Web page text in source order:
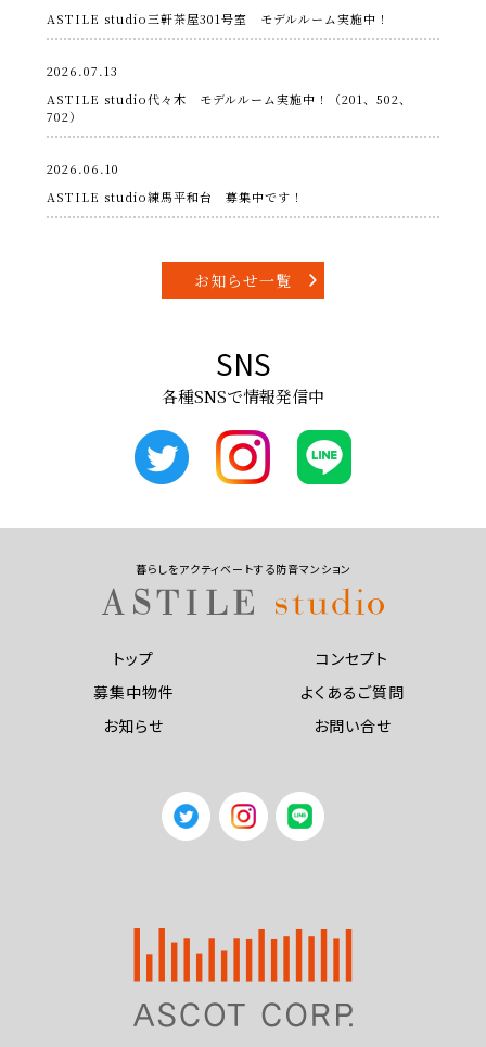
ASTILE studio三軒茶屋301号室 モデルルーム実施中！
2026.07.13
ASTILE studio代々木 モデルルーム実施中！（201、502、
702）
2026.06.10
ASTILE studio練馬平和台 募集中です！
お知らせ一覧
SNS
各種SNSで情報発信中
暮らしをアクティベートする防音マンション
トップ
コンセプト
募集中物件
よくあるご質問
お知らせ
お問い合せ